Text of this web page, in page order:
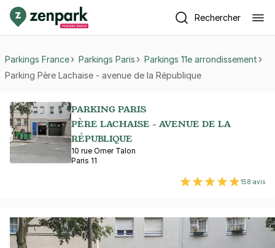
Rechercher
Parkings France Parkings Paris
Parkings 11e arrondissement
Parking Père Lachaise - avenue de la République
PARKING PARIS
PÈRE LACHAISE - AVENUE DE LA
RÉPUBLIQUE
10 rue Omer Talon
Paris 11
158 avis